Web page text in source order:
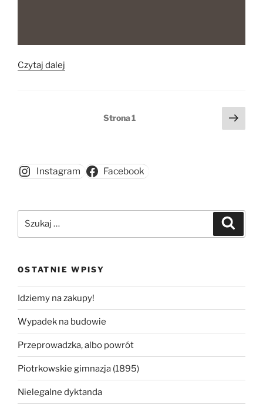
Czytaj dalej
Strona1
Instagram Facebook
OSTATNIE WPISY
Idziemy na zakupy!
Wypadek na budowie
Przeprowadzka, albo powrót
Piotrkowskie gimnazja (1895)
Nielegalne dyktanda